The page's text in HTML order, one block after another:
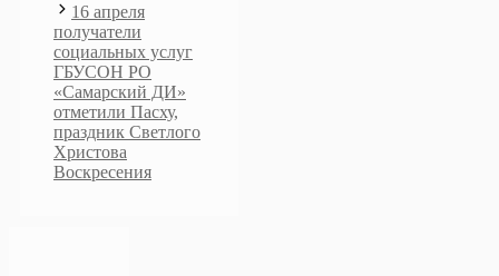
16 апреля
получатели
социальных услуг
ГБУСОН РО
«Самарский ДИ»
отметили Пасху,
праздник Светлого
Христова
Воскресения